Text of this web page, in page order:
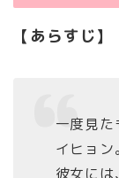
【あらすじ】
一度見た
イヒョ
彼女に